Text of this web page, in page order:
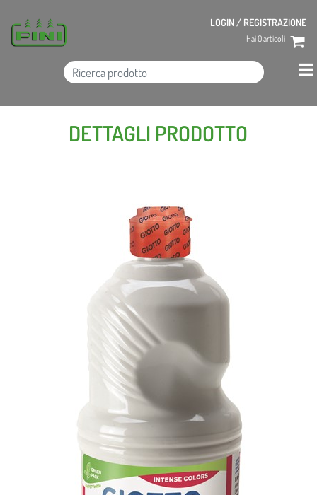
LOGIN / REGISTRAZIONE
Hai0articoli
DETTAGLI PRODOTTO